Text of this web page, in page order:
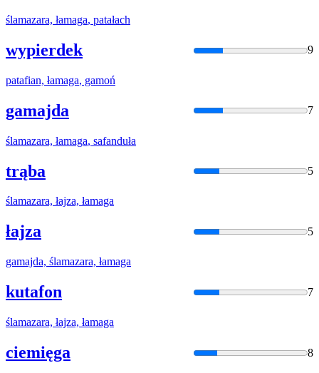
ślamazara, łamaga, patałach
wypierdek 9
patafian, łamaga, gamoń
gamajda 7
ślamazara, łamaga, safanduła
trąba 5
ślamazara, łajza, łamaga
łajza 5
gamajda, ślamazara, łamaga
kutafon 7
ślamazara, łajza, łamaga
ciemięga 8